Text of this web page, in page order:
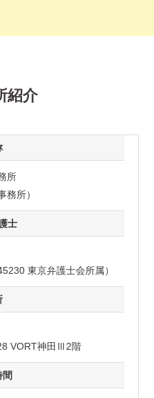
紹介
所
務所）
士
東京弁護士会所属）
VORT神田Ⅲ2階
間